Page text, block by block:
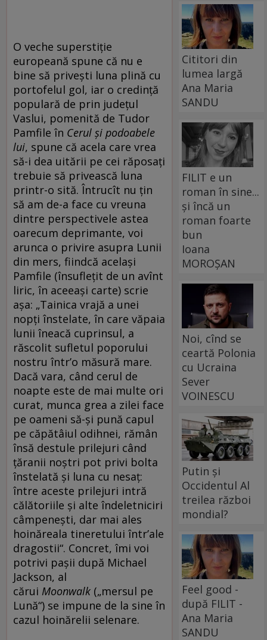
O veche superstiție
europeană spune că nu e
bine să privești luna plină cu
portofelul gol, iar o credință
populară de prin județul
Vaslui, pomenită de Tudor
Pamfile în Cerul și podoabele
lui, spune că acela care vrea
să-i dea uitării pe cei răposați
trebuie să privească luna
printr-o sită. Întrucît nu țin
să am de-a face cu vreuna
dintre perspectivele astea
oarecum deprimante, voi
arunca o privire asupra Lunii
din mers, fiindcă același
Pamfile (însuflețit de un avînt
liric, în aceeași carte) scrie
așa: „Tainica vrajă a unei
nopți înstelate, în care văpaia
lunii îneacă cuprinsul, a
răscolit sufletul poporului
nostru într’o măsură mare.
Dacă vara, când cerul de
noapte este de mai multe ori
curat, munca grea a zilei face
pe oameni să-și pună capul
pe căpătâiul odihnei, rămân
însă destule prilejuri când
țăranii noștri pot privi bolta
înstelată și luna cu nesaț:
între aceste prilejuri intră
călătoriile și alte îndeletniciri
câmpenești, dar mai ales
hoinăreala tineretului într’ale
dragostii“. Concret, îmi voi
potrivi pașii după Michael
Jackson, al
cărui Moonwalk („mersul pe
Lună“) se impune de la sine în
cazul hoinărelii selenare.
Cititori din
lumea largă
Ana Maria
SANDU
FILIT e un
roman în sine...
și încă un
roman foarte
bun
Ioana
MOROȘAN
Noi, cînd se
ceartă Polonia
cu Ucraina
Sever
VOINESCU
Putin și
Occidentul Al
treilea război
mondial?
Feel good -
după FILIT -
Ana Maria
SANDU